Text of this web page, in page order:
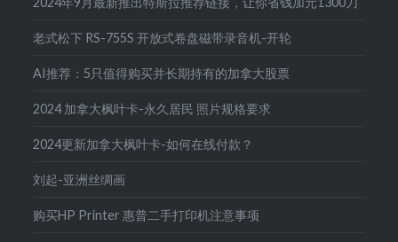
老式松下 RS-755S 开放式卷盘磁带录音机-开轮
AI推荐：5只值得购买并长期持有的加拿大股票
2024 加拿大枫叶卡-永久居民 照片规格要求
2024更新加拿大枫叶卡-如何在线付款？
刘起-亚洲丝绸画
购买HP Printer 惠普二手打印机注意事项